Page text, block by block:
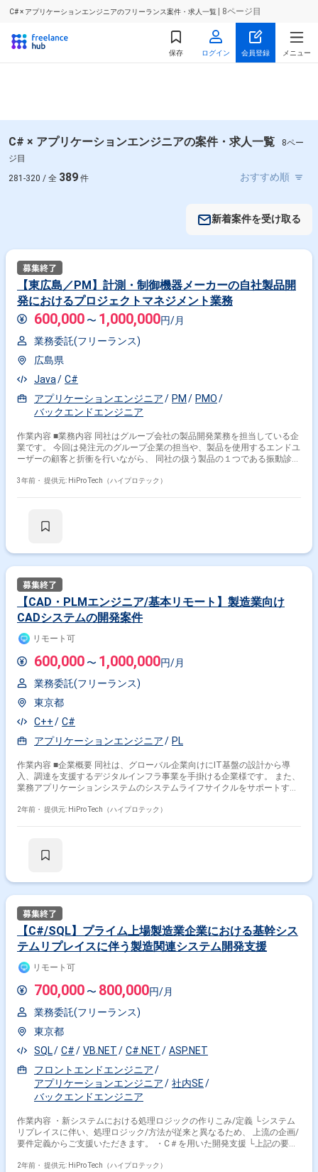
C# × アプリケーションエンジニアのフリーランス案件・求人一覧 | 8ページ目
保存 ログイン 会員登録 メニュー
C# × アプリケーションエンジニアの案件・求人一覧
8ペー
ジ目
281-320 / 全 389 件
新着案件を受け取る
【東広島／PM】計測・制御機器メーカーの自社製品開
発におけるプロジェクトマネジメント業務
600,000 〜 1,000,000円/月
業務委託(フリーランス)
広島県
Java
C#
アプリケーションエンジニア
PM
PMO
バックエンドエンジニア
作業内容 ■業務内容 同社はグループ会社の製品開発業務を担当している企
業です。 今回は発注元のグループ企業の担当や、製品を使用するエンドユ
ーザーの顧客と折衝を行いながら、 同社の扱う製品の１つである振動診断
務内容 ・プロジェクトのスケジュール管理 ・メンバーの工程管理 ・顧客
お客様について 基本的には発注元であるグループ企業の営業担当とのやり
3年前・ 提供元: HiPro Tech（ハイプロテック）
【CAD・PLMエンジニア/基本リモート】製造業向け
CADシステムの開発案件
リモート可
600,000 〜 1,000,000円/月
業務委託(フリーランス)
東京都
C++
C#
アプリケーションエンジニア
PL
作業内容 ■企業概要 同社は、グローバル企業向けにIT基盤の設計から導
入、調達を支援するデジタルインフラ事業を手掛ける企業様です。 また、
業務アプリケーションシステムのシステムライフサイクルをサポートする
計開発業務向けソリューションや、製品のサポート・導入支援サービスを
で、 ご経験やスキルに合わせて、お任せするPJを決定いたします。 工程
す。
2年前・ 提供元: HiPro Tech（ハイプロテック）
【C#/SQL】プライム上場製造業企業における基幹シス
テムリプレイスに伴う製造関連システム開発支援
リモート可
700,000 〜 800,000円/月
業務委託(フリーランス)
東京都
SQL
C# VB.NET C#.NET
ASP.NET
フロントエンドエンジニア
アプリケーションエンジニア
社内SE
バックエンドエンジニア
作業内容 ・新システムにおける処理ロジックの作りこみ/定義 └システム
リプレイスに伴い、処理ロジック/方法が従来と異なるため、 上流の企画/
要件定義からご支援いただきます。 ・C＃を用いた開発支援 └上記の要件
要求定義/要件定義を完了済 └25年4月まで：基幹システムリプレイスの完
2年前・ 提供元: HiPro Tech（ハイプロテック）